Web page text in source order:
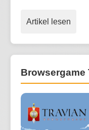
Artikel lesen
Browsergame